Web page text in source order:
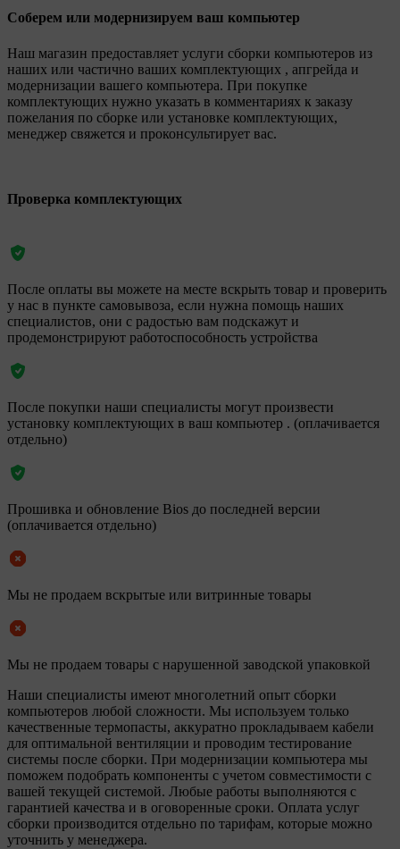
Соберем или модернизируем ваш компьютер
Наш магазин предоставляет услуги сборки компьютеров из
наших или частично ваших комплектующих , апгрейда и
модернизации вашего компьютера. При покупке
комплектующих нужно указать в комментариях к заказу
пожелания по сборке или установке комплектующих,
менеджер свяжется и проконсультирует вас.
Проверка комплектующих
После оплаты вы можете на месте вскрыть товар и проверить
у нас в пункте самовывоза, если нужна помощь наших
специалистов, они с радостью вам подскажут и
продемонстрируют работоспособность устройства
После покупки наши специалисты могут произвести
установку комплектующих в ваш компьютер . (оплачивается
отдельно)
Прошивка и обновление Bios до последней версии
(оплачивается отдельно)
Мы не продаем вскрытые или витринные товары
Мы не продаем товары с нарушенной заводской упаковкой
Наши специалисты имеют многолетний опыт сборки
компьютеров любой сложности. Мы используем только
качественные термопасты, аккуратно прокладываем кабели
для оптимальной вентиляции и проводим тестирование
системы после сборки. При модернизации компьютера мы
поможем подобрать компоненты с учетом совместимости с
вашей текущей системой. Любые работы выполняются с
гарантией качества и в оговоренные сроки. Оплата услуг
сборки производится отдельно по тарифам, которые можно
уточнить у менеджера.